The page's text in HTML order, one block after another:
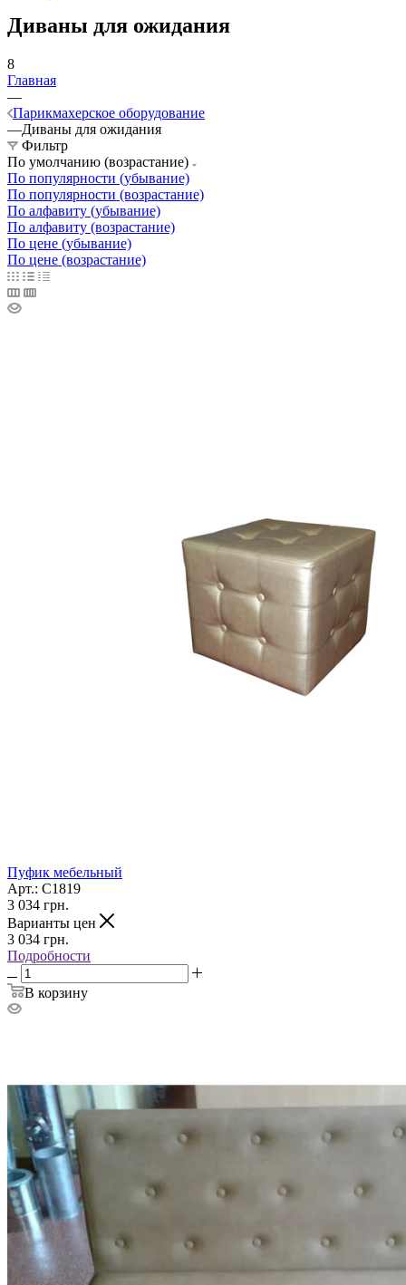
Диваны для ожидания
8
Главная
—
Парикмахерское оборудование
—Диваны для ожидания
Фильтр
По умолчанию (возрастание)
По популярности (убывание)
По популярности (возрастание)
По алфавиту (убывание)
По алфавиту (возрастание)
По цене (убывание)
По цене (возрастание)
Пуфик мебельный
Арт.: С1819
3 034 грн.
Варианты цен
3 034 грн.
Подробности
В корзину